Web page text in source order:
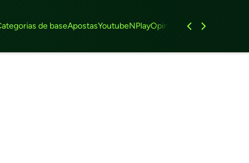
de baseApostasYoutubeNPlayOpinião Feminino